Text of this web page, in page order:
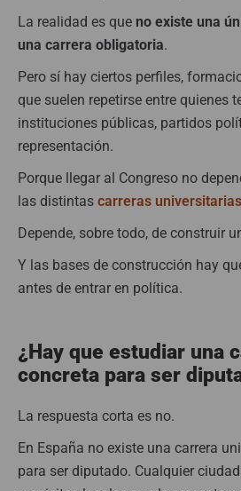
La realidad es que no existe una
una carrera obligatoria.
Pero sí hay ciertos perfiles,
que suelen repetirse entre quienes
instituciones públicas, partidos
representación.
Porque llegar al Congreso no
las distintas carreras universitarias
Depende, sobre todo, de construir
Y las bases de construcción hay
antes de entrar en política.
¿Hay que estudiar una
concreta para ser
La respuesta corta es no.
En España no existe una carrera
para ser diputado. Cualquier